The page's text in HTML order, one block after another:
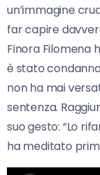
un’immagine
far capire
Finora Filomena
è stato
non ha mai
sentenza.
suo gesto: “Lo
ha meditato